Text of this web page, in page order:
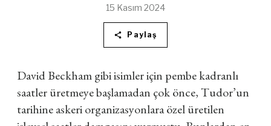
15 Kasım 2024
Paylaş
David Beckham gibi isimler için pembe kadranlı
saatler üretmeye başlamadan çok önce, Tudor’un
tarihine askeri organizasyonlara özel üretilen